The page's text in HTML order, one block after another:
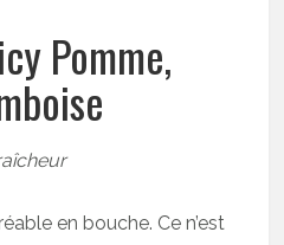
Pomme,
en bouche. Ce n’est